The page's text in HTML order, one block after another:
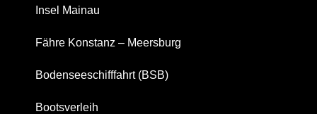
Insel Mainau
Fähre Konstanz – Meersburg
Bodenseeschifffahrt (BSB)
Bootsverleih